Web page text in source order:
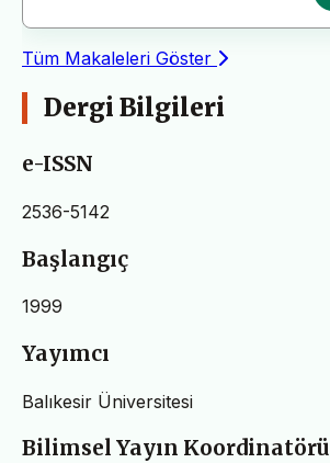
Tüm Makaleleri Göster
Dergi Bilgileri
e-ISSN
2536-5142
Başlangıç
1999
Yayımcı
Balıkesir Üniversitesi
Bilimsel Yayın Koordinatörü